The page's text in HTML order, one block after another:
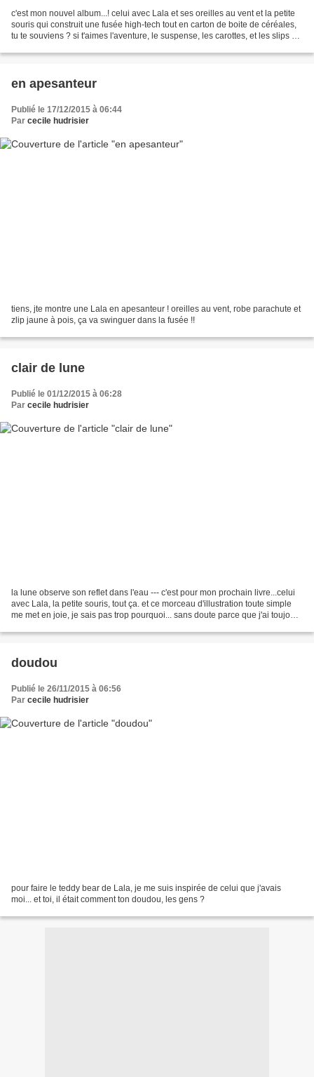
c'est mon nouvel album...! celui avec Lala et ses oreilles au vent et la petite
souris qui construit une fusée high-tech tout en carton de boite de céréales,
tu te souviens ? si t'aimes l'aventure, le suspense, les carottes, et les slips à
en apesanteur
Publié le 17/12/2015 à 06:44
Par cecile hudrisier
tiens, jte montre une Lala en apesanteur ! oreilles au vent, robe parachute et
zlip jaune à pois, ça va swinguer dans la fusée !!
clair de lune
Publié le 01/12/2015 à 06:28
Par cecile hudrisier
la lune observe son reflet dans l'eau --- c'est pour mon prochain livre...celui
avec Lala, la petite souris, tout ça. et ce morceau d'illustration toute simple
me met en joie, je sais pas trop pourquoi... sans doute parce que j'ai toujours
doudou
Publié le 26/11/2015 à 06:56
Par cecile hudrisier
pour faire le teddy bear de Lala, je me suis inspirée de celui que j'avais
moi... et toi, il était comment ton doudou, les gens ?